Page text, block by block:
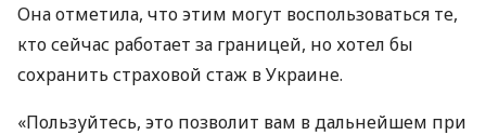
Она отметила, что этим могут воспользоваться те,
кто сейчас работает за границей, но хотел бы
сохранить страховой стаж в Украине.
«Пользуйтесь, это позволит вам в дальнейшем при